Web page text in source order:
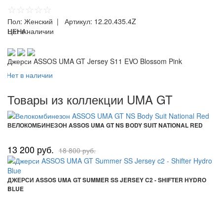
☆☆☆☆☆
Пол: Женский | Артикул: 12.20.435.4Z
ЦЕНА:
Нет в наличии
Джерси ASSOS UMA GT Jersey S11 EVO Blossom Pink
Нет в наличии
Товары из коллекции UMA GT
ВЕЛОКОМБИНЕЗОН ASSOS UMA GT NS BODY SUIT NATIONAL RED
13 200 руб. 18 800 руб.
ДЖЕРСИ ASSOS UMA GT SUMMER SS JERSEY C2 - SHIFTER HYDRO
BLUE